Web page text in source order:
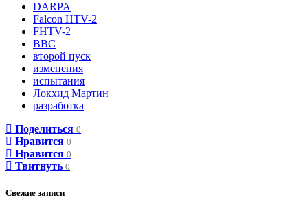
DARPA
Falcon HTV-2
FHTV-2
ВВС
второй пуск
изменения
испытания
Локхид Мартин
разработка
Поделиться 0
Нравится 0
Нравится 0
Твитнуть 0
Свежие записи